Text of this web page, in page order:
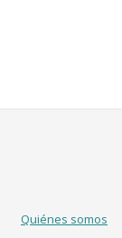
Quiénes somos